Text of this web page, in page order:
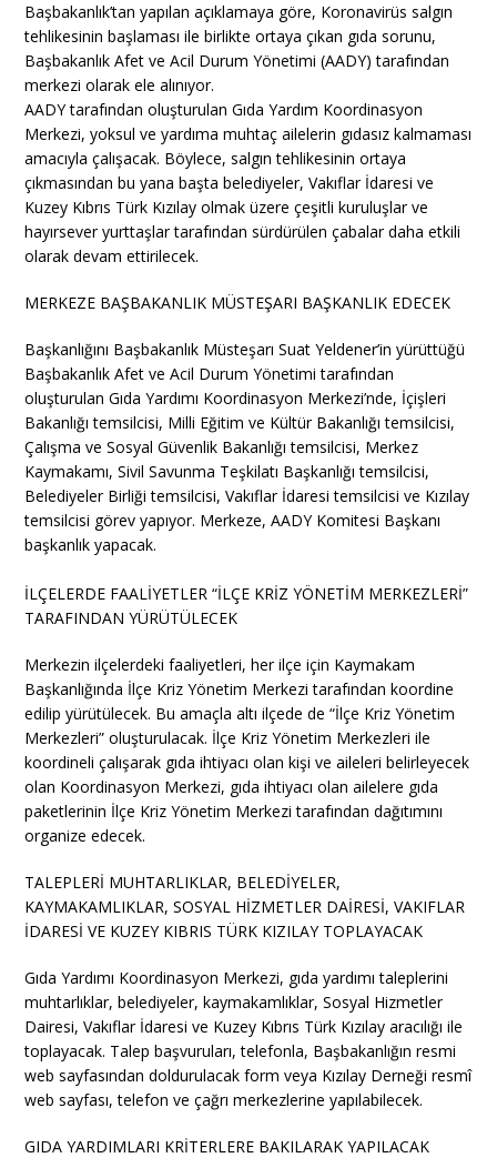
​Başbakanlık’tan yapılan açıklamaya göre, Koronavirüs salgın
tehlikesinin başlaması ile birlikte ortaya çıkan gıda sorunu,
Başbakanlık Afet ve Acil Durum Yönetimi (AADY) tarafından
merkezi olarak ele alınıyor.
AADY tarafından oluşturulan Gıda Yardım Koordinasyon
Merkezi, yoksul ve yardıma muhtaç ailelerin gıdasız kalmaması
amacıyla çalışacak. Böylece, salgın tehlikesinin ortaya
çıkmasından bu yana başta belediyeler, Vakıflar İdaresi ve
Kuzey Kıbrıs Türk Kızılay olmak üzere çeşitli kuruluşlar ve
hayırsever yurttaşlar tarafından sürdürülen çabalar daha etkili
olarak devam ettirilecek.
MERKEZE BAŞBAKANLIK MÜSTEŞARI BAŞKANLIK EDECEK
Başkanlığını Başbakanlık Müsteşarı Suat Yeldener’in yürüttüğü
Başbakanlık Afet ve Acil Durum Yönetimi tarafından
oluşturulan Gıda Yardımı Koordinasyon Merkezi’nde, İçişleri
Bakanlığı temsilcisi, Milli Eğitim ve Kültür Bakanlığı temsilcisi,
Çalışma ve Sosyal Güvenlik Bakanlığı temsilcisi, Merkez
Kaymakamı, Sivil Savunma Teşkilatı Başkanlığı temsilcisi,
Belediyeler Birliği temsilcisi, Vakıflar İdaresi temsilcisi ve Kızılay
temsilcisi görev yapıyor. Merkeze, AADY Komitesi Başkanı
başkanlık yapacak.
İLÇELERDE FAALİYETLER “İLÇE KRİZ YÖNETİM MERKEZLERİ”
TARAFINDAN YÜRÜTÜLECEK
Merkezin ilçelerdeki faaliyetleri, her ilçe için Kaymakam
Başkanlığında İlçe Kriz Yönetim Merkezi tarafından koordine
edilip yürütülecek. Bu amaçla altı ilçede de “İlçe Kriz Yönetim
Merkezleri” oluşturulacak. İlçe Kriz Yönetim Merkezleri ile
koordineli çalışarak gıda ihtiyacı olan kişi ve aileleri belirleyecek
olan Koordinasyon Merkezi, gıda ihtiyacı olan ailelere gıda
paketlerinin İlçe Kriz Yönetim Merkezi tarafından dağıtımını
organize edecek.
TALEPLERİ MUHTARLIKLAR, BELEDİYELER,
KAYMAKAMLIKLAR, SOSYAL HİZMETLER DAİRESİ, VAKIFLAR
İDARESİ VE KUZEY KIBRIS TÜRK KIZILAY TOPLAYACAK
Gıda Yardımı Koordinasyon Merkezi, gıda yardımı taleplerini
muhtarlıklar, belediyeler, kaymakamlıklar, Sosyal Hizmetler
Dairesi, Vakıflar İdaresi ve Kuzey Kıbrıs Türk Kızılay aracılığı ile
toplayacak. Talep başvuruları, telefonla, Başbakanlığın resmi
web sayfasından doldurulacak form veya Kızılay Derneği resmî
web sayfası, telefon ve çağrı merkezlerine yapılabilecek.
GIDA YARDIMLARI KRİTERLERE BAKILARAK YAPILACAK